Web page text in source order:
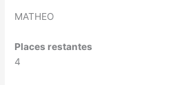
MATHEO
Places restantes
4